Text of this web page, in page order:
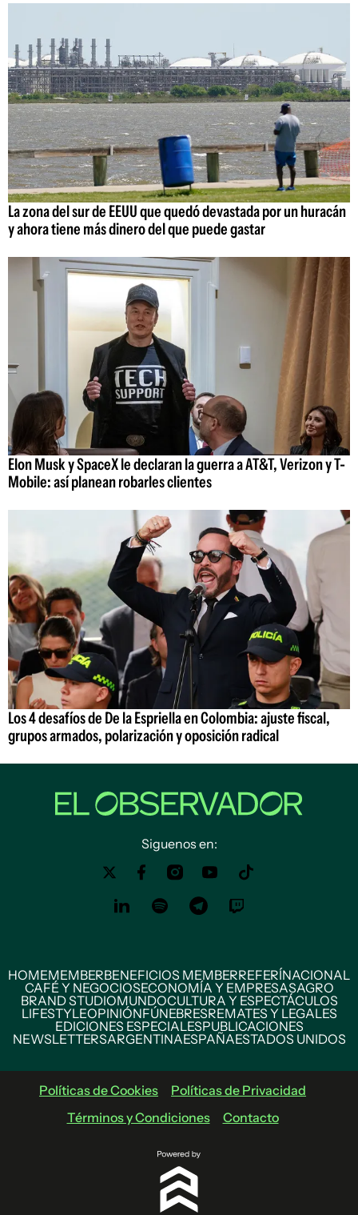
La zona del sur de EEUU que quedó devastada por un huracán
y ahora tiene más dinero del que puede gastar
Elon Musk y SpaceX le declaran la guerra a AT&T, Verizon y T-
Mobile: así planean robarles clientes
Los 4 desafíos de De la Espriella en Colombia: ajuste fiscal,
grupos armados, polarización y oposición radical
Siguenos en:
HOMEMEMBERBENEFICIOS MEMBERREFERÍNACIONAL
CAFÉ Y NEGOCIOSECONOMÍA Y EMPRESASAGRO
BRAND STUDIOMUNDOCULTURA Y ESPECTÁCULOS
LIFESTYLEOPINIÓNFÚNEBRESREMATES Y LEGALES
EDICIONES ESPECIALESPUBLICACIONES
NEWSLETTERSARGENTINAESPAÑAESTADOS UNIDOS
Políticas de Cookies
Políticas de Privacidad
Términos y Condiciones
Contacto